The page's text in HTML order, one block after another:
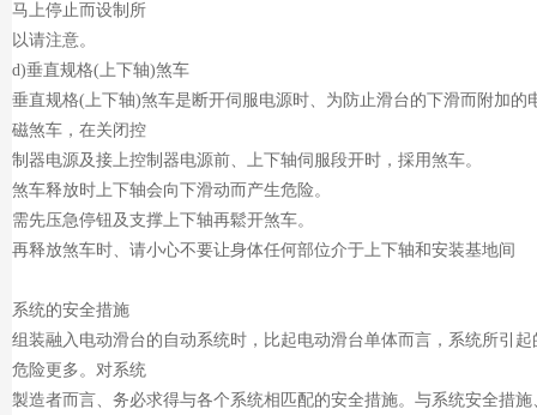
马上停止而设制所
以请注意。
d)垂直规格(上下轴)煞车
垂直规格(上下轴)煞车是断开伺服电源时、为防止滑台的下滑而附加的
磁煞车，在关闭控
制器电源及接上控制器电源前、上下轴伺服段开时，採用煞车。
煞车释放时上下轴会向下滑动而产生危险。
需先压急停钮及支撑上下轴再鬆开煞车。
再释放煞车时、请小心不要让身体任何部位介于上下轴和安装基地间
系统的安全措施
组装融入电动滑台的自动系统时，比起电动滑台单体而言，系统所引起
危险更多。对系统
製造者而言、务必求得与各个系统相匹配的安全措施。与系统安全措施